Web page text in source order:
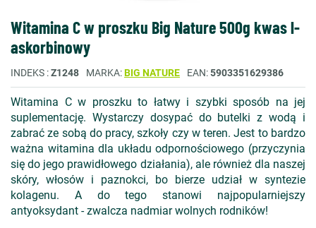
Witamina C w proszku Big Nature 500g kwas l-
askorbinowy
INDEKS Z1248 MARKA BIG NATURE EAN 5903351629386
Witamina C w proszku to łatwy i szybki sposób na jej
suplementację. Wystarczy dosypać do butelki z wodą i
zabrać ze sobą do pracy, szkoły czy w teren. Jest to bardzo
ważna witamina dla układu odpornościowego (przyczynia
się do jego prawidłowego działania), ale również dla naszej
skóry, włosów i paznokci, bo bierze udział w syntezie
kolagenu. A do tego stanowi najpopularniejszy
antyoksydant - zwalcza nadmiar wolnych rodników!